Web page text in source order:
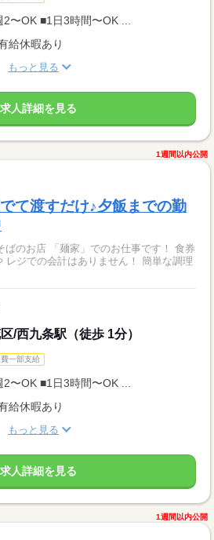
〜OK ■1日3時間〜OK ...
給休暇あり
もっと見る
求人詳細を見る
1週間以内公開
て渡すだけ♪夕飯までの勤
お店 「麺家」でのお仕事です！ 食券
レジでの会計はありません！ 簡単な調理
/西九条駅（徒歩 1分）
一部支給
〜OK ■1日3時間〜OK ...
給休暇あり
もっと見る
求人詳細を見る
1週間以内公開